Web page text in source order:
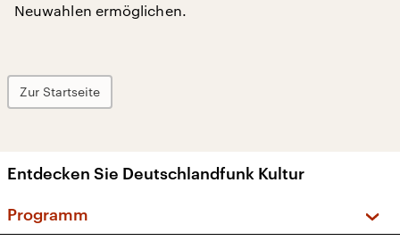
Neuwahlen ermöglichen.
Zur Startseite
Entdecken Sie Deutschlandfunk Kultur
Programm